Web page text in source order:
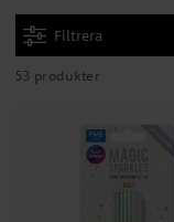
Filtrera
53 produkter